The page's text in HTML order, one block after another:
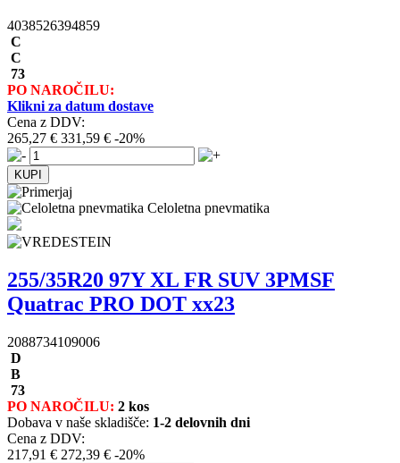
4038526394859
C
C
73
PO NAROČILU:
Klikni za datum dostave
Cena z DDV:
265,27 € 331,59 € -20%
Celoletna pnevmatika
255/35R20 97Y XL FR SUV 3PMSF
Quatrac PRO DOT xx23
2088734109006
D
B
73
PO NAROČILU: 2 kos
Dobava v naše skladišče: 1-2 delovnih dni
Cena z DDV:
217,91 € 272,39 € -20%